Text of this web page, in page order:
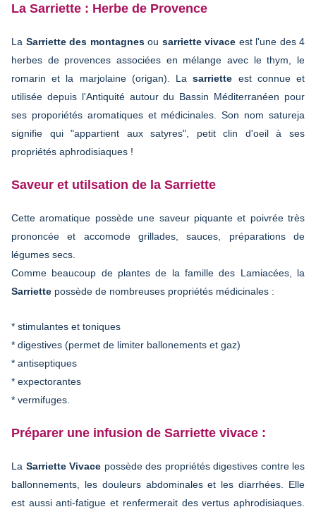
La Sarriette : Herbe de Provence
La Sarriette des montagnesou sarriette vivace est l'une des 4
herbes de provences associées en mélange avec le thym, le
romarin et la marjolaine (origan). Lasarriette est connue et
utilisée depuis l'Antiquité autour du Bassin Méditerranéen pour
ses proporiétés aromatiques et médicinales. Son nom satureja
signifie qui "appartient aux satyres", petit clin d'oeil à ses
propriétés aphrodisiaques !
Saveur et utilsation de la Sarriette
Cette aromatique possède une saveur piquante et poivrée très
prononcée et accomode grillades, sauces, préparations de
légumes secs.
Comme beaucoup de plantes de la famille des Lamiacées, la
Sarriette possède de nombreuses propriétés médicinales :
* stimulantes et toniques
* digestives (permet de limiter ballonements et gaz)
* antiseptiques
* expectorantes
* vermifuges.
Préparer une infusion de Sarriette vivace :
La Sarriette Vivace possède des propriétés digestives contre les
ballonnements, les douleurs abdominales et les diarrhées. Elle
est aussi anti-fatigue et renfermerait des vertus aphrodisiaques.